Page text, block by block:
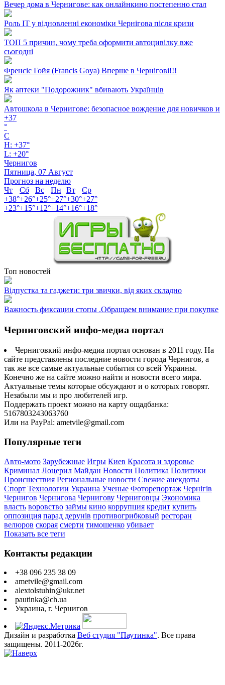
Вечер дома в Чернигове: как онлайнкино постепенно стал
Роль ІТ у відновленні економіки Чернігова після кризи
ТОП 5 причин, чому треба оформити автоцивілку вже
сьогодні
Френсіс Гойя (Francis Goya) Вперше в Чернігові!!!
Як аптеки "Подорожник" вбивають Українців
Автошкола в Чернигове: безопасное вождение для новичков и
+37
°
C
H: +37°
L: +20°
Чернигов
Пятница, 07 Август
Прогноз на неделю
Чт
Сб Вс Пн Вт
Ср
+38°+26°+25°+27°+30°+27°
+23°+15°+12°+14°+16°+18°
Топ новостей
Відпустка та гаджети: три звички, від яких складно
Важность фиксации стопы .Обращаем внимание при покупке
Черниговский инфо-медиа портал
Черниговкий инфо-медиа портал основан в 2011 году. На
сайте представлены последние новости города Чернигов, а
так же все самые актуальные события со всей Украины.
Конечно же на сайте можно найти и новости всего мира.
Актуальные темы которые обсуждают и о которых говорят.
Незабыли мы и про любителей игр.
Поддержать проект можно на карту ощадбанка:
5167803243063760
Или на PayPal: ametvile@gmail.com
Популярные теги
Авто-мото Зарубежные Игры Киев Красота и здоровье
Криминал Лоцерил Майдан Новости Политика Политики
Происшествия Региональные новости Свежие анекдоты
Спорт Технологии Украина Ученые Фоторепортаж Чернігів
Чернигов Чернигова Чернигову Черниговцы Экономика
власть воровство займы кино коррупция кредит купить
оппозиция парад дерунів противогрибковый ресторан
велюров скорая смерти тимошенко убивает
Показать все теги
Контакты редакции
+38 096 235 38 09
ametvile@gmail.com
alextolstuhin@ukr.net
pautinka@ch.ua
Украина, г. Чернигов
Дизайн и разработка Веб студия "Паутинка". Все права
защищены. 2011-2026г.